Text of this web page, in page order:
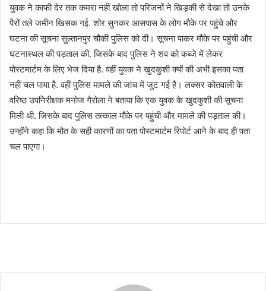
युवक ने काफी देर तक कमरा नहीं खोला तो परिजनों ने खिड़की से देखा तो उनके
पैरों तले जमीन खिसक गई. शोर सुनकर आसपास के लोग मौके पर पहुंचे और
घटना की सूचना सुल्तानपुर चौकी पुलिस को दी। सूचना पाकर मौके पर पहुंची और
घटनास्थल की पड़ताल की. जिसके बाद पुलिस ने शव को कब्जे में लेकर
पोस्टमार्टम के लिए भेज दिया है. वहीं युवक ने खुदकुशी क्यों की अभी इसका पता
नहीं चल पाया है. वहीं पुलिस मामले की जांच में जुट गई है। लक्सर कोतवाली के
वरिष्ठ उपनिरीक्षक मनोज गैरोला ने बताया कि एक युवक के खुदकुशी की सूचना
मिली थी. जिसके बाद पुलिस तत्काल मौके पर पहुंची और मामले की पड़ताल की।
उन्होंने कहा कि मौत के सही कारणों का पता पोस्टमार्टम रिपोर्ट आने के बाद ही पता
चल पाएगा।